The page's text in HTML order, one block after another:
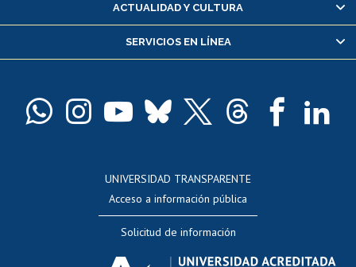
Servicio médico y dental
Pago de arancel y crédito alumnos
Docentes
Evaluación docente
Calificación académica
ACTUALIDAD Y CULTURA
SERVICIOS EN LÍNEA
UNIVERSIDAD TRANSPARENTE
Acceso a información pública
Solicitud de información